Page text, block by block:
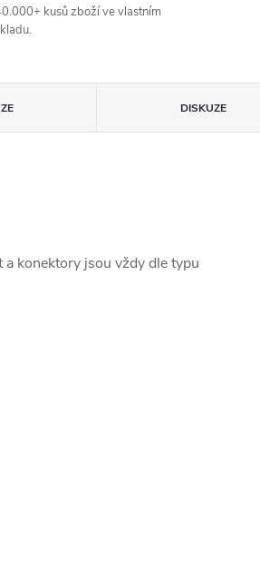
kusů zboží ve vlastním
DISKUZE
konektory jsou vždy dle typu